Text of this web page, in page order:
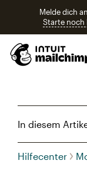
Melde dich
Starte noch
In diesem
Hilfecenter